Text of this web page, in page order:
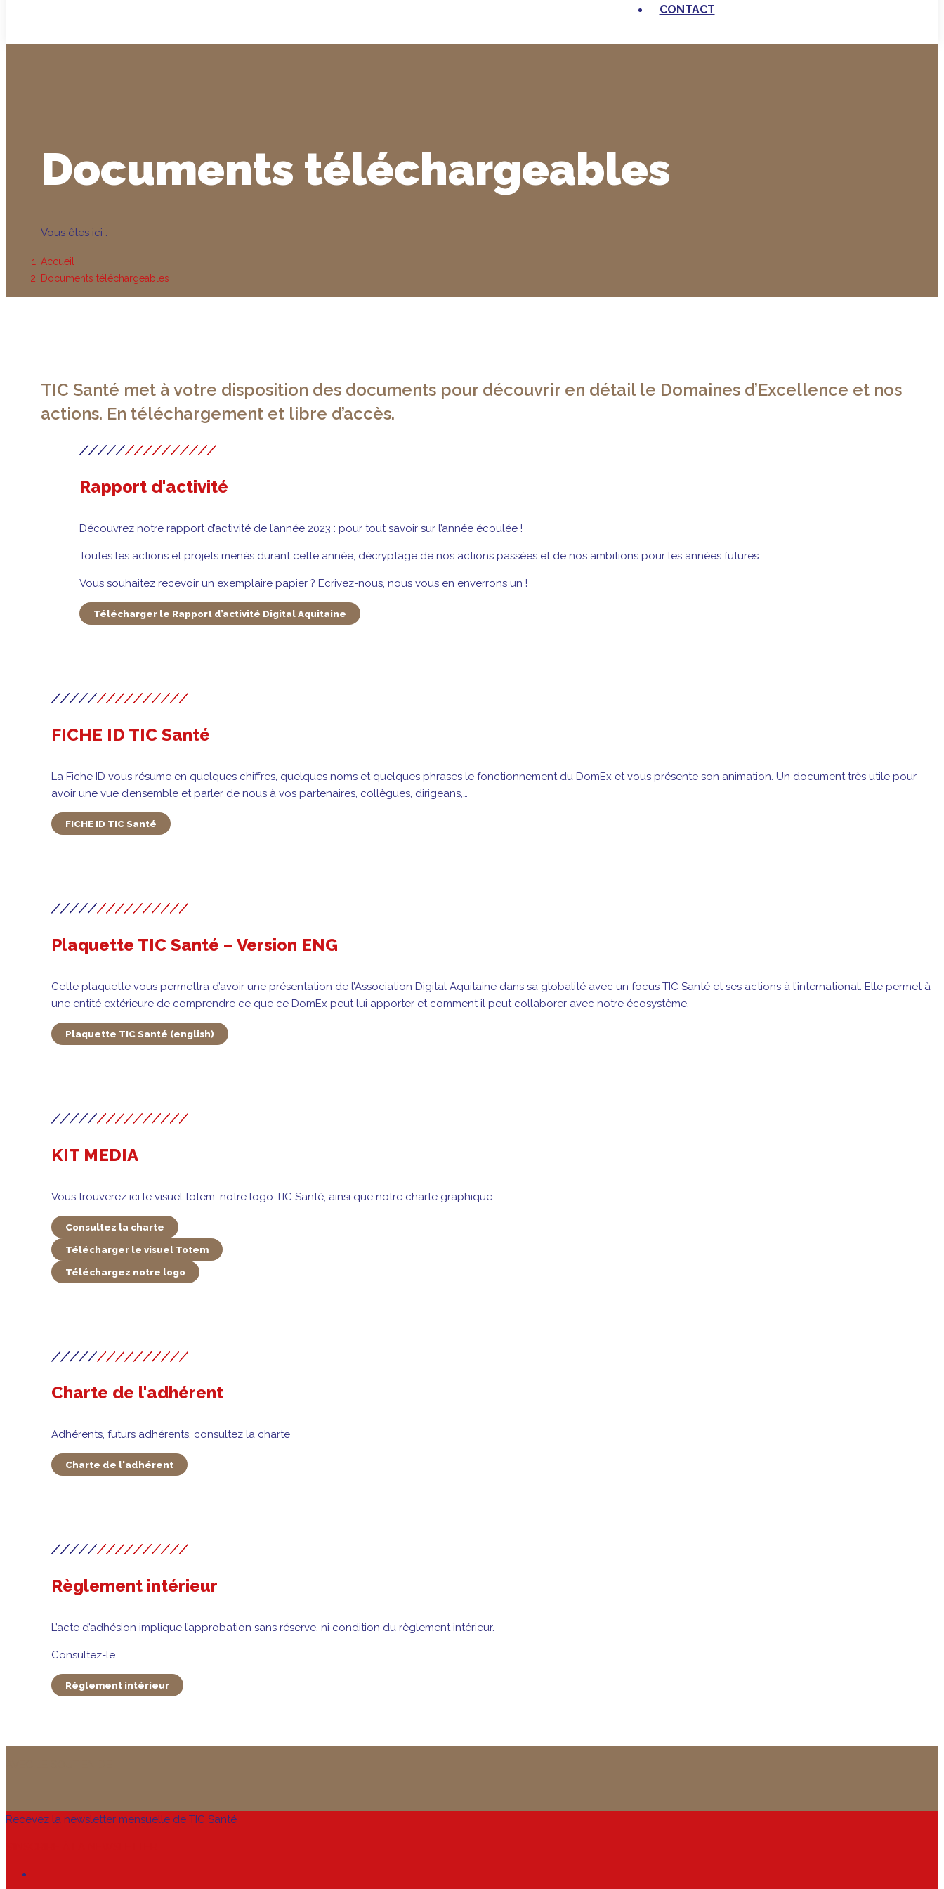
CONTACT
Documents téléchargeables
Vous êtes ici :
Accueil
Documents téléchargeables
TIC Santé met à votre disposition des documents pour découvrir en détail le Domaines d’Excellence et nos
actions. En téléchargement et libre d’accès.
Rapport d'activité
Découvrez notre rapport d’activité de l’année 2023 : pour tout savoir sur l’année écoulée !
Toutes les actions et projets menés durant cette année, décryptage de nos actions passées et de nos ambitions pour les années futures.
Vous souhaitez recevoir un exemplaire papier ? Ecrivez-nous, nous vous en enverrons un !
Télécharger le Rapport d’activité Digital Aquitaine
FICHE ID TIC Santé
La Fiche ID vous résume en quelques chiffres, quelques noms et quelques phrases le fonctionnement du DomEx et vous présente son animation. Un document très utile pour
avoir une vue d’ensemble et parler de nous à vos partenaires, collègues, dirigeans,…
FICHE ID TIC Santé
Plaquette TIC Santé – Version ENG
Cette plaquette vous permettra d’avoir une présentation de l’Association Digital Aquitaine dans sa globalité avec un focus TIC Santé et ses actions à l’international. Elle permet à
une entité extérieure de comprendre ce que ce DomEx peut lui apporter et comment il peut collaborer avec notre écosystème.
Plaquette TIC Santé (english)
KIT MEDIA
Vous trouverez ici le visuel totem, notre logo TIC Santé, ainsi que notre charte graphique.
Consultez la charte
Télécharger le visuel Totem
Téléchargez notre logo
Charte de l'adhérent
Adhérents, futurs adhérents, consultez la charte
Charte de l'adhérent
Règlement intérieur
L’acte d’adhésion implique l’approbation sans réserve, ni condition du règlement intérieur.
Consultez-le.
Règlement intérieur
Recevez la newsletter mensuelle de TIC Santé